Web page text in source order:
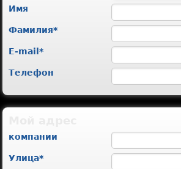
Имя
Фамилия*
E-mail*
Телефон
компании
Улица*